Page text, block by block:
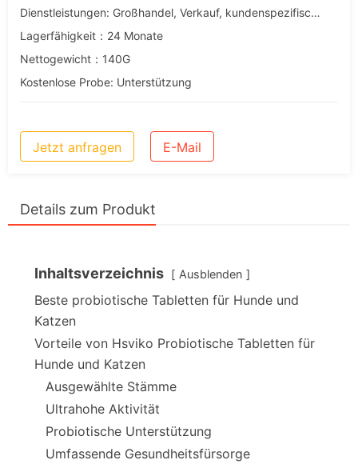
Dienstleistungen: Großhandel, Verkauf, kundenspezifische, OEM- und ODM-Dienstleistungen
Lagerfähigkeit：24 Monate
Nettogewicht：140G
Kostenlose Probe: Unterstützung
Jetzt anfragen E-Mail
Details zum Produkt
Inhaltsverzeichnis Ausblenden
Beste probiotische Tabletten für Hunde und
Katzen
Vorteile von Hsviko Probiotische Tabletten für
Hunde und Katzen
Ausgewählte Stämme
Ultrahohe Aktivität
Probiotische Unterstützung
Umfassende Gesundheitsfürsorge